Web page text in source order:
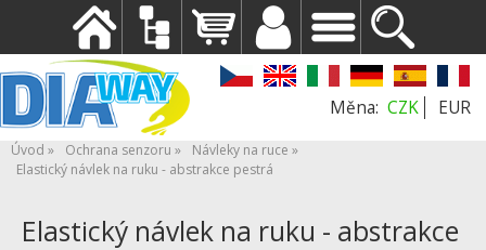
CZK EUR
Úvod Ochrana senzoru
Návleky na ruce
Elastický návlek na ruku - abstrakce pestrá
Elastický návlek na ruku - abstrakce